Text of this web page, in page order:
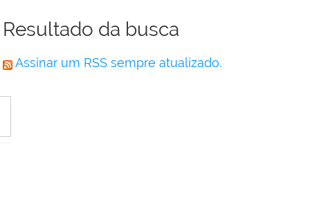
Resultado da busca
Assinar um RSS sempre atualizado.